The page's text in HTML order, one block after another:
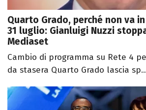
Quarto Grado, perché non va
31 luglio: Gianluigi Nuzzi
Mediaset
Cambio di programma su Rete 4
da stasera Quarto Grado lascia sp...